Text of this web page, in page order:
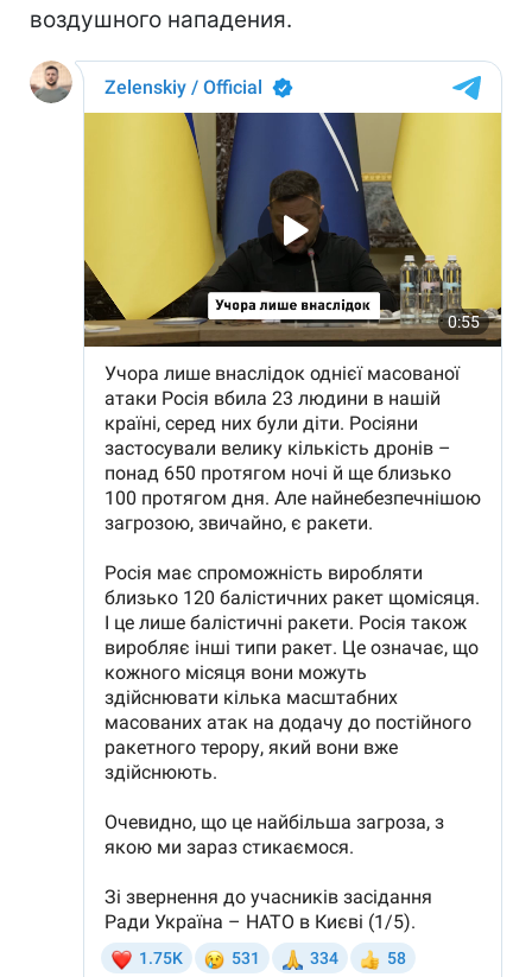
воздушного нападения.